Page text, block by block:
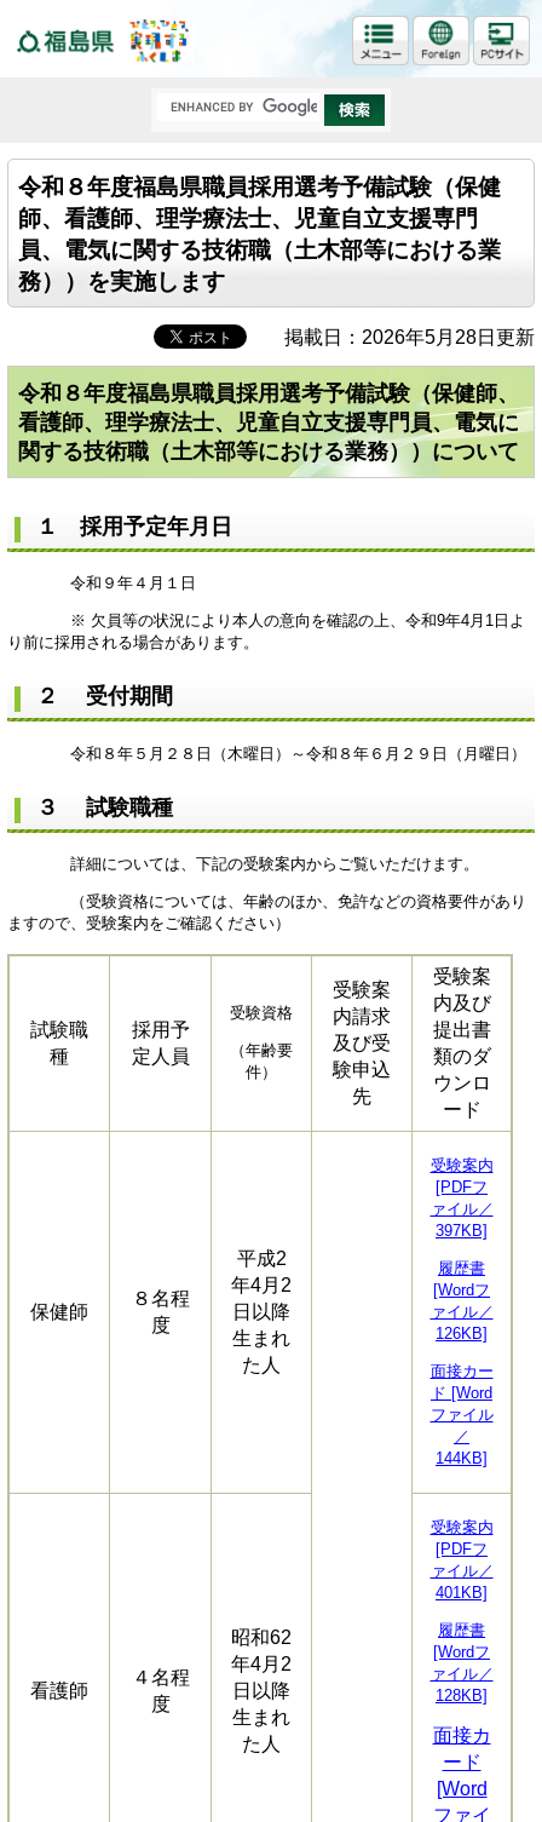
令和８年度福島県職員採用選考予備試験（保健
師、看護師、理学療法士、児童自立支援専門
員、電気に関する技術職（土木部等における業
務））を実施します
掲載日：2026年5月28日更新
令和８年度福島県職員採用選考予備試験（保健師、
看護師、理学療法士、児童自立支援専門員、電気に
関する技術職（土木部等における業務））について
１ 採用予定年月日
令和９年４月１日
※ 欠員等の状況により本人の意向を確認の上、令和9年4月1日よ
り前に採用される場合があります。
２ 受付期間
令和８年５月２８日（木曜日）～令和８年６月２９日（月曜日）
３ 試験職種
詳細については、下記の受験案内からご覧いただけます。
（受験資格については、年齢のほか、免許などの資格要件があり
ますので、受験案内をご確認ください）
試験職
種
採用予
定人員
受験資格
（年齢要
件）
受験案
内請求
及び受
験申込
先
受験案
内及び
提出書
類のダ
ウンロ
ード
保健師
８名程
度
平成2
年4月2
日以降
生まれ
た人
受験案内
[PDFフ
ァイル／
397KB]
履歴書
[Wordフ
ァイル／
126KB]
面接カー
ド [Word
ファイル
／
144KB]
看護師
４名程
度
昭和62
年4月2
日以降
生まれ
た人
受験案内
[PDFフ
ァイル／
401KB]
履歴書
[Wordフ
ァイル／
128KB]
面接カ
ード
[Word
ファイ